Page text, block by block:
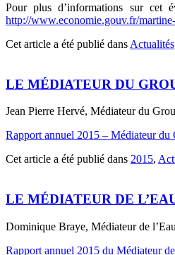
Pour plus d’informations sur cet
http://www.economie.gouv.fr/
Cet article a été publié dans Actualités
LE MÉDIATEUR DU
Jean Pierre Hervé, Médiateur du
Rapport annuel 2015 – Médiateur
Cet article a été publié dans 2015,
LE MÉDIATEUR DE
Dominique Braye, Médiateur de
Rapport annuel 2015 du Médiateur de